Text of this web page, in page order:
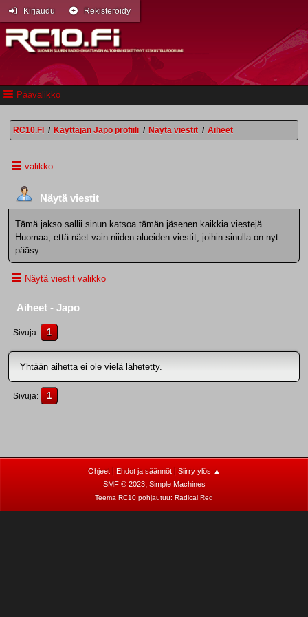
Päävalikko
Kirjaudu Rekisteröidy
RC10.FI / Käyttäjän Japo profiili / Näytä viestit / Aiheet
valikko
Näytä viestit
Tämä jakso sallii sinun katsoa tämän jäsenen kaikkia viestejä.
Huomaa, että näet vain niiden alueiden viestit, joihin sinulla on nyt
pääsy.
Näytä viestit valikko
Aiheet - Japo
Sivuja 1
Yhtään aihetta ei ole vielä lähetetty.
Sivuja 1
Ohjeet| Ehdot ja säännöt|
Siirry ylös ▲
SMF © 2023, Simple Machines
Teema RC10 pohjautuu: Radical Red